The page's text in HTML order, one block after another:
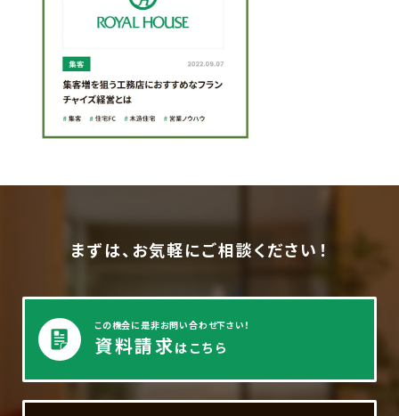
まずは、お気軽にご相談ください！
この機会に是非お問い合わせ下さい！
資料請求はこちら